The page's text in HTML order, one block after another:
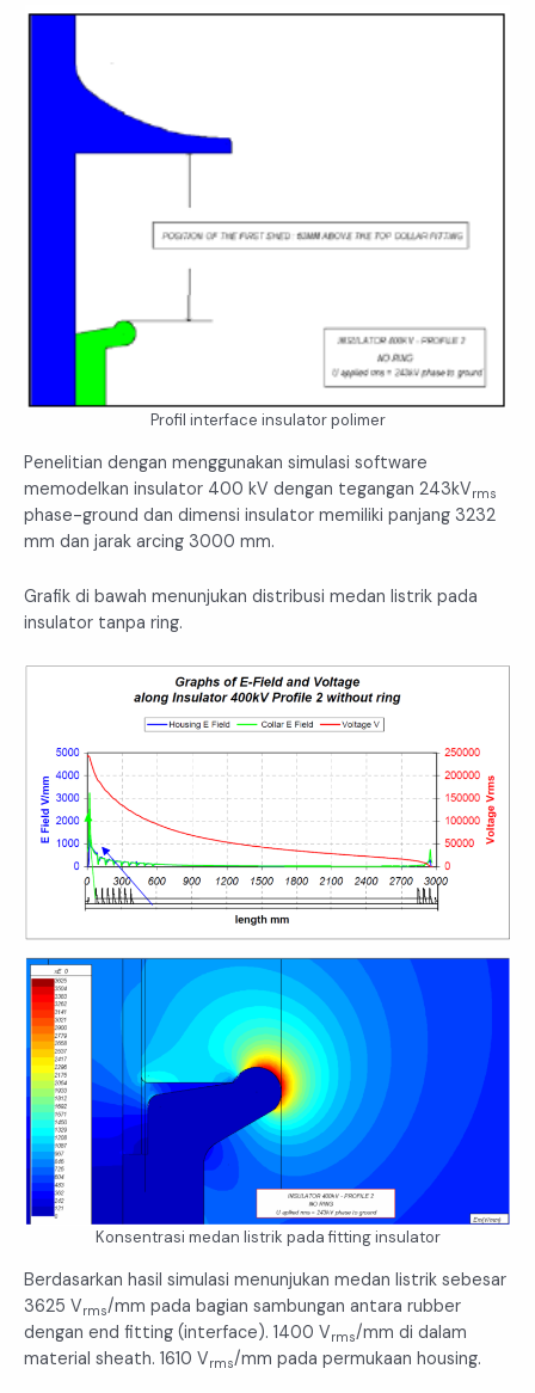
Profil interface insulator polimer
Penelitian dengan menggunakan simulasi software
memodelkan insulator 400 kV dengan tegangan 243kVrms
phase-ground dan dimensi insulator memiliki panjang 3232
mm dan jarak arcing 3000 mm.
Grafik di bawah menunjukan distribusi medan listrik pada
insulator tanpa ring.
Konsentrasi medan listrik pada fitting insulator
Berdasarkan hasil simulasi menunjukan medan listrik sebesar
3625 Vrms/mm pada bagian sambungan antara rubber
dengan end fitting (interface). 1400 Vrms/mm di dalam
material sheath. 1610 Vrms/mm pada permukaan housing.